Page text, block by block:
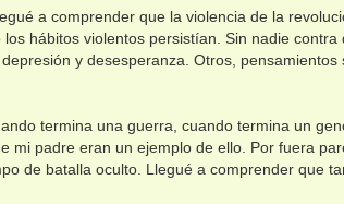
a comprender que la violencia de la
hábitos violentos persistían. Sin nadie contra
y desesperanza. Otros, pensamientos
termina una guerra, cuando termina un
mi padre eran un ejemplo de ello. Por fuera
de batalla oculto. Llegué a comprender que